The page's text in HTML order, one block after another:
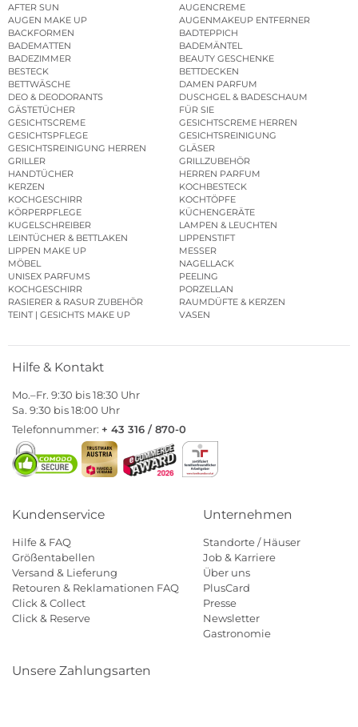
AFTER SUN
AUGENCREME
AUGEN MAKE UP
AUGENMAKEUP ENTFERNER
BACKFORMEN
BADTEPPICH
BADEMATTEN
BADEMÄNTEL
BADEZIMMER
BEAUTY GESCHENKE
BESTECK
BETTDECKEN
BETTWÄSCHE
DAMEN PARFUM
DEO & DEODORANTS
DUSCHGEL & BADESCHAUM
GÄSTETÜCHER
FÜR SIE
GESICHTSCREME
GESICHTSCREME HERREN
GESICHTSPFLEGE
GESICHTSREINIGUNG
GESICHTSREINIGUNG HERREN
GLÄSER
GRILLER
GRILLZUBEHÖR
HANDTÜCHER
HERREN PARFUM
KERZEN
KOCHBESTECK
KOCHGESCHIRR
KOCHTÖPFE
KÖRPERPFLEGE
KÜCHENGERÄTE
KUGELSCHREIBER
LAMPEN & LEUCHTEN
LEINTÜCHER & BETTLAKEN
LIPPENSTIFT
LIPPEN MAKE UP
MESSER
MÖBEL
NAGELLACK
UNISEX PARFUMS
PEELING
KOCHGESCHIRR
PORZELLAN
RASIERER & RASUR ZUBEHÖR
RAUMDÜFTE & KERZEN
TEINT | GESICHTS MAKE UP
VASEN
Hilfe & Kontakt
Mo.–Fr. 9:30 bis 18:30 Uhr
Sa. 9:30 bis 18:00 Uhr
Telefonnummer: + 43 316 / 870-0
Kundenservice
Hilfe & FAQ
Größentabellen
Versand & Lieferung
Retouren & Reklamationen FAQ
Click & Collect
Click & Reserve
Unternehmen
Standorte / Häuser
Job & Karriere
Über uns
PlusCard
Presse
Newsletter
Gastronomie
Unsere Zahlungsarten